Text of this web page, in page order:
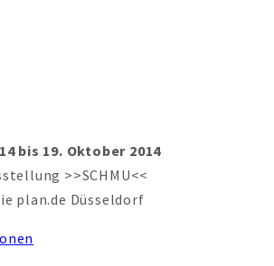
bis 19. Oktober 2014
>>SCHMU<<
plan.de Düsseldorf